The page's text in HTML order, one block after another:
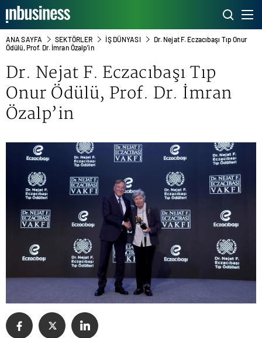
ANA SAYFA SEKTÖRLER İŞ DÜNYASI
Dr. Nejat F. Eczacıbaşı Tıp Onur
Ödülü, Prof. Dr. İmran Özalp’in
Dr. Nejat F. Eczacıbaşı Tıp
Onur Ödülü, Prof. Dr. İmran
Özalp’in